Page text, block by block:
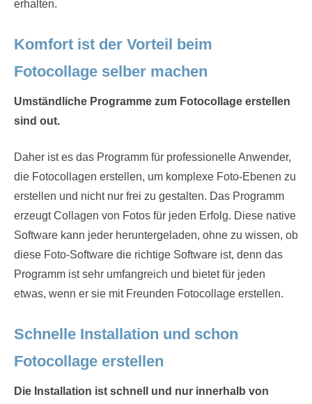
erhalten.
Komfort ist der Vorteil beim
Fotocollage selber machen
Umständliche Programme zum Fotocollage erstellen
sind out.
Daher ist es das Programm für professionelle Anwender,
die Fotocollagen erstellen, um komplexe Foto-Ebenen zu
erstellen und nicht nur frei zu gestalten. Das Programm
erzeugt Collagen von Fotos für jeden Erfolg. Diese native
Software kann jeder heruntergeladen, ohne zu wissen, ob
diese Foto-Software die richtige Software ist, denn das
Programm ist sehr umfangreich und bietet für jeden
etwas, wenn er sie mit Freunden Fotocollage erstellen.
Schnelle Installation und schon
Fotocollage erstellen
Die Installation ist schnell und nur innerhalb von